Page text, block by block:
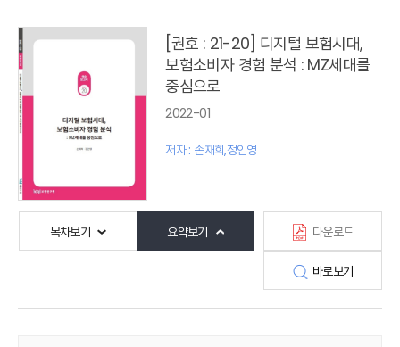
[권호 : 21-20] 디지털 보험시대,
보험소비자 경험 분석 : MZ세대를
중심으로
2022-01
저자 : 손재희,정인영
목차보기 요약보기 다운로드
바로보기